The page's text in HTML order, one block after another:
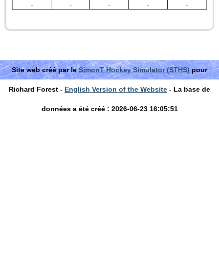
-
- - - -
Site web créé par leSimonT Hockey Simulator (STHS)pour
Richard Forest - English Version of the Website - La base de
données a été créé : 2026-06-23 16:05:51